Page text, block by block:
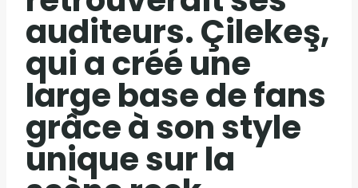
auditeurs. Çilekeş,
qui a créé une
large base de fans
grâce à son style
unique sur la